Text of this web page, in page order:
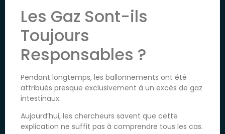
Les Gaz Sont-ils
Toujours
Responsables ?
Pendant longtemps, les ballonnements ont été
attribués presque exclusivement à un excès de gaz
intestinaux.
Aujourd’hui, les chercheurs savent que cette
explication ne suffit pas à comprendre tous les cas.